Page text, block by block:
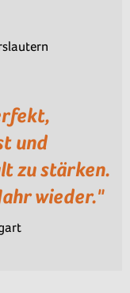
und
zu stärken.
wieder."